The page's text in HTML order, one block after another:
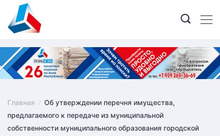
content
Главная
Об утверждении перечня имущества,
предлагаемого к передаче из муниципальной
собственности муниципального образования городской